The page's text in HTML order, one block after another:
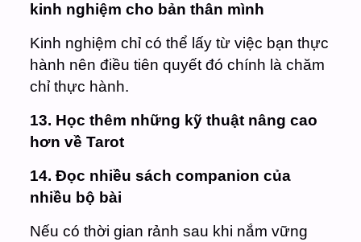
kinh nghiệm cho bản thân mình
Kinh nghiệm chỉ có thể lấy từ việc bạn thực
hành nên điều tiên quyết đó chính là chăm
chỉ thực hành.
13. Học thêm những kỹ thuật nâng cao
hơn về Tarot
14. Đọc nhiều sách companion của
nhiều bộ bài
Nếu có thời gian rảnh sau khi nắm vững